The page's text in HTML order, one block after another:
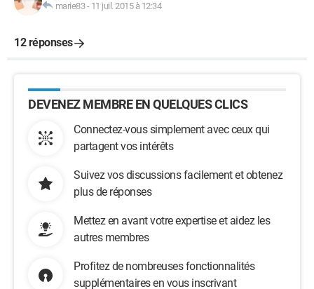
marie83- 11 juil. 2015 à 12:34
12 réponses
DEVENEZ MEMBRE EN QUELQUES CLICS
Connectez-vous simplement avec ceux qui
partagent vos intérêts
Suivez vos discussions facilement et obtenez
plus de réponses
Mettez en avant votre expertise et aidez les
autres membres
Profitez de nombreuses fonctionnalités
supplémentaires en vous inscrivant